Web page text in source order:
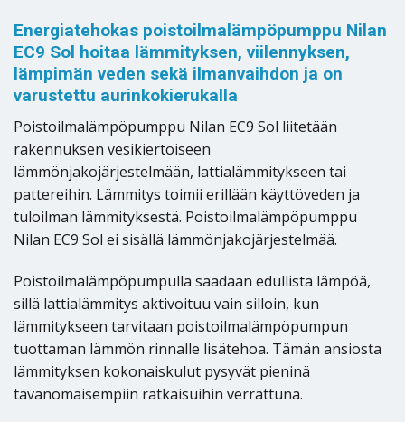
Energiatehokas poistoilmalämpöpumppu Nilan
EC9 Sol hoitaa lämmityksen, viilennyksen,
lämpimän veden sekä ilmanvaihdon ja on
varustettu aurinkokierukalla
Poistoilmalämpöpumppu Nilan EC9 Sol liitetään
rakennuksen vesikiertoiseen
lämmönjakojärjestelmään, lattialämmitykseen tai
pattereihin. Lämmitys toimii erillään käyttöveden ja
tuloilman lämmityksestä. Poistoilmalämpöpumppu
Nilan EC9 Sol ei sisällä lämmönjakojärjestelmää.
Poistoilmalämpöpumpulla saadaan edullista lämpöä,
sillä lattialämmitys aktivoituu vain silloin, kun
lämmitykseen tarvitaan poistoilmalämpöpumpun
tuottaman lämmön rinnalle lisätehoa. Tämän ansiosta
lämmityksen kokonaiskulut pysyvät pieninä
tavanomaisempiin ratkaisuihin verrattuna.